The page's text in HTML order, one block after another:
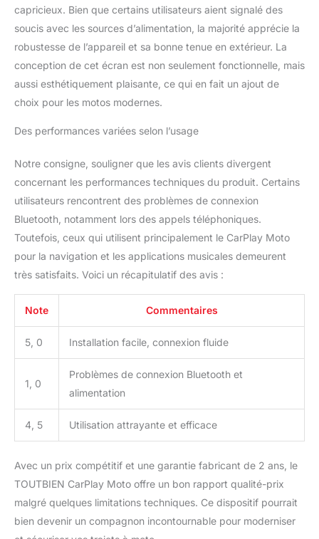
ininterrompue ou une
lecture de musique.
L'ensemble du système
donne la priorité à la
sécurité et au confort du
conducteur, vous
encombrants ni
Écran Tactile IPS de 7
résolution de 1024x600,
l'écran tactile IPS de 7
pouces offre des visuels
nets et clairs, assurant
une navigation facile et
un accès à diverses
fonctions pendant la
conduite. Que vous
consultiez des itinéraires
des listes de lecture
musicales ou répondiez
l'interface tactile est
même avec des gants de
moto. Le pare-soleil
permet de lire l'écran
sous la pluie. IP67
Étanche: L'étanchéité est
une caractéristique
essentielle pour tout
accessoire de moto. La
capricieux. Bien que certains utilisateurs aient signalé des
soucis avec les sources d’alimentation, la majorité apprécie la
robustesse de l’appareil et sa bonne tenue en extérieur. La
conception de cet écran est non seulement fonctionnelle, mais
aussi esthétiquement plaisante, ce qui en fait un ajout de
choix pour les motos modernes.
Des performances variées selon l’usage
Notre consigne, souligner que les avis clients divergent
concernant les performances techniques du produit. Certains
utilisateurs rencontrent des problèmes de connexion
Bluetooth, notamment lors des appels téléphoniques.
Toutefois, ceux qui utilisent principalement le CarPlay Moto
pour la navigation et les applications musicales demeurent
très satisfaits. Voici un récapitulatif des avis :
Note Commentaires
5, 0 Installation facile, connexion fluide
1, 0
Problèmes de connexion Bluetooth et
alimentation
4, 5 Utilisation attrayante et efficace
Avec un prix compétitif et une garantie fabricant de 2 ans, le
TOUTBIEN CarPlay Moto offre un bon rapport qualité-prix
malgré quelques limitations techniques. Ce dispositif pourrait
bien devenir un compagnon incontournable pour moderniser